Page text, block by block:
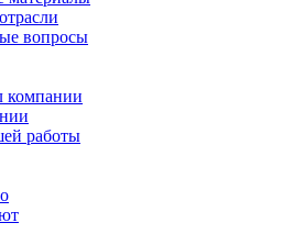
вопросы
компании
работы